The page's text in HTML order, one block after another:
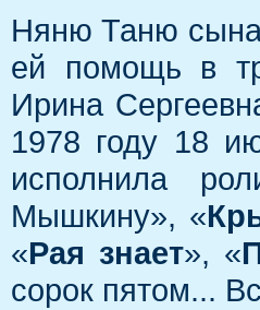
Няню Таню
ей помощь в
Ирина
1978 году 18
исполнила
Мышкину», «
«Рая знает», «
сорок пятом...